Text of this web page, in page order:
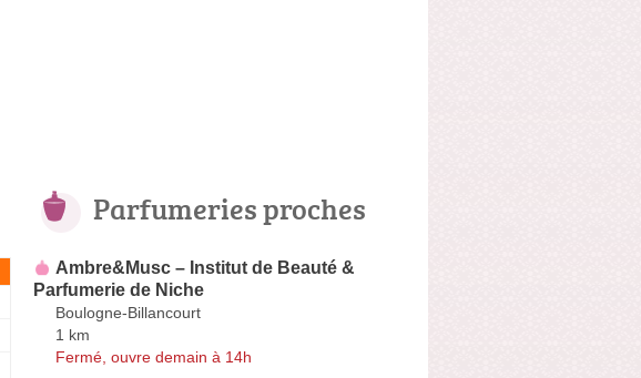
Parfumeries proches
Ambre&Musc – Institut de Beauté &
Parfumerie de Niche
Boulogne-Billancourt
1 km
Fermé, ouvre demain à 14h